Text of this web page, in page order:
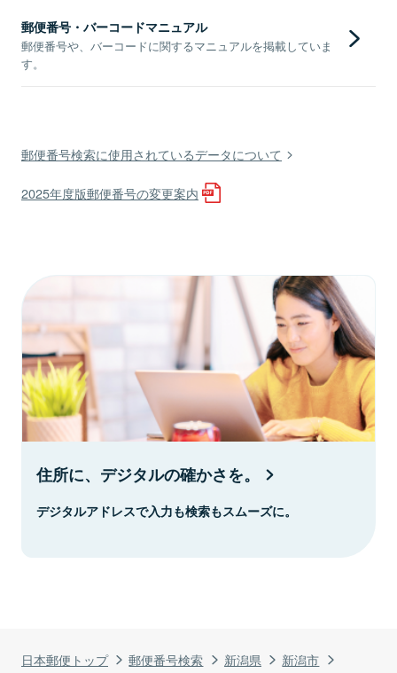
日本郵便トップ 郵便番号検索 新潟県
新潟市
郵便番号・バーコードマニュアル
郵便番号や、バーコードに関するマニュアルを掲載していま
す。
郵便番号検索に使用されているデータについて
2025年度版郵便番号の変更案内
住所に、デジタルの確かさを。
デジタルアドレスで入力も検索もスムーズに。